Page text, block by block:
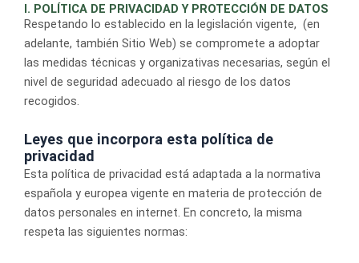
I. POLÍTICA DE PRIVACIDAD Y PROTECCIÓN DE DATOS
Respetando lo establecido en la legislación vigente, (en
adelante, también Sitio Web) se compromete a adoptar
las medidas técnicas y organizativas necesarias, según el
nivel de seguridad adecuado al riesgo de los datos
recogidos.
Leyes que incorpora esta política de
privacidad
Esta política de privacidad está adaptada a la normativa
española y europea vigente en materia de protección de
datos personales en internet. En concreto, la misma
respeta las siguientes normas: